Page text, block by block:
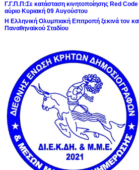
Γ.Γ.Π.Π:Σε κατάσταση κινητοποίησης Red
αύριο Κυριακή 09 Αυγούστου
Η Ελληνική Ολυμπιακή Επιτροπή ξεκινά τον
Παναθηναϊκού Σταδίου